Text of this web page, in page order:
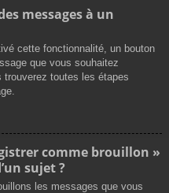
messages à un
cette fonctionnalité, un bouton
que vous souhaitez
trouverez toutes les étapes
comme brouillon »
sujet ?
les messages que vous